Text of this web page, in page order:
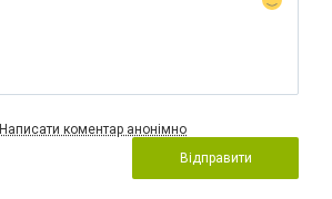
Написати коментар анонімно
Відправити